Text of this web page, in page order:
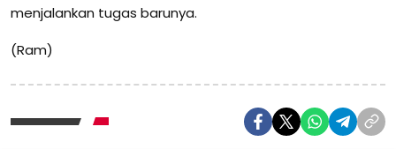
menjalankan tugas barunya.
(Ram)